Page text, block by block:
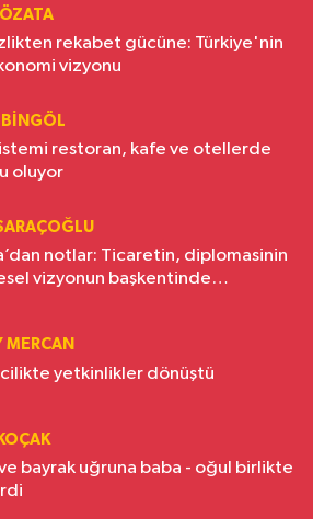
rekabet gücüne: Türkiye'nin
vizyonu
BINGÖL
restoran, kafe ve otellerde
oluyor
notlar: Ticaretin, diplomasinin
vizyonun başkentinde
MERCAN
yetkinlikler dönüştü
bayrak uğruna baba - oğul birlikte